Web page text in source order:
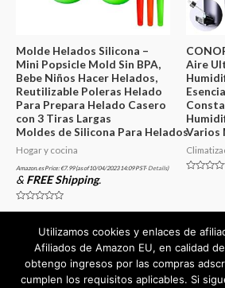
Molde Helados Silicona –
Mini Popsicle Mold Sin BPA,
Bebe Niños Hacer Helados,
Reutilizable Poleras Helado
Para Prepara Helado Casero
con 3 Tiras Largas
Moldes de Silicona Para Helados
Hogar y cocina
Amazon.es Price:€7.99(as of 10/04/2023 14:09 PST-Details)
& FREE Shipping.
Aire
Varios
5
Copyright © 2026mejorvalorado.com
Utilizamos cookies y enlaces de
Afiliados de Amazon EU, en calidad
obtengo ingresos por las compras
cumplen los requisitos aplicables. Si